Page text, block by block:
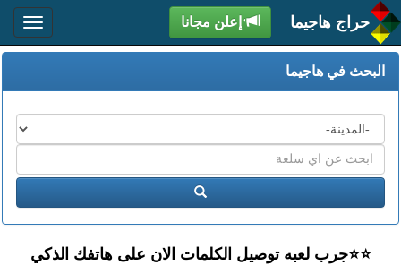
حراج هاجيما إعلن مجانا
البحث في هاجيما
المدن
اكتب
عبارة
البحث
ابحث
⭐️⭐جرب لعبه توصيل الكلمات الان على هاتفك الذكي